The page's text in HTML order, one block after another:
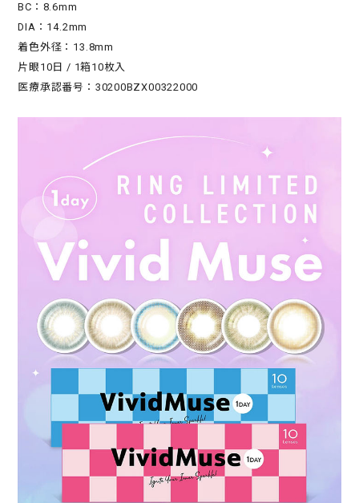
BC：8.6mm
DIA：14.2mm
着色外径：13.8mm
片眼10日 / 1箱10枚入
医療承認番号：30200BZX00322000